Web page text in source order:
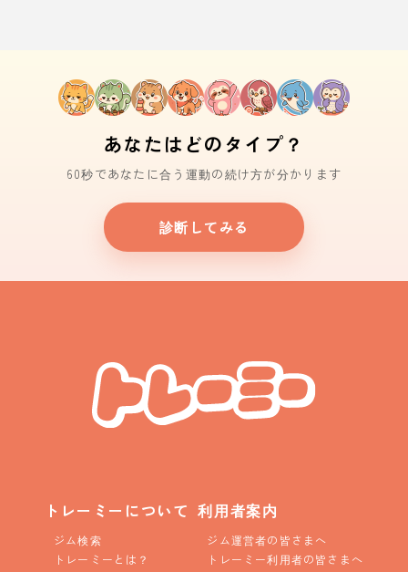
あなたはどのタイプ？
60秒であなたに合う運動の続け方が分かります
診断してみる
トレーミーについて
ジム検索
トレーミーとは？
利用者案内
ジム運営者の皆さまへ
トレーミー利用者の皆さまへ